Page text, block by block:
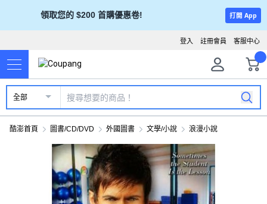
領取您的 $200 首購優惠卷! 打開 App
客服中心
註冊會員
登入
全部
酷澎首頁 圖書/CD/DVD 外國圖書 文學/小說 浪漫小說